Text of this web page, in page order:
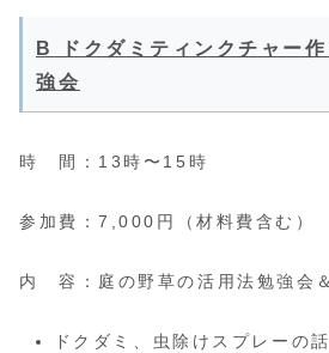
B ドクダミティンクチャー
強会
時 間：13時〜15時
参加費：7,000円（材料費含む）
内 容：庭の野草の活用法勉強会
ドクダミ、虫除けスプレーの話